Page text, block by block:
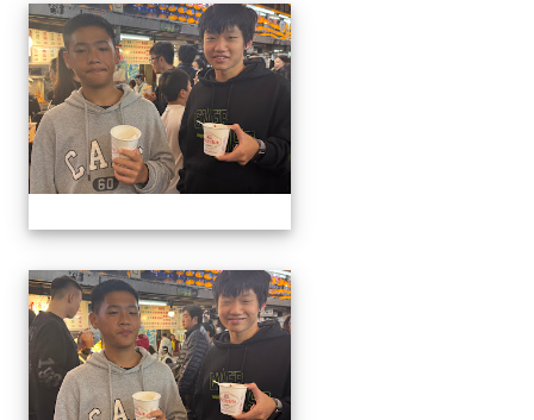
1141129.30學生遙控帆船比
1141129.30學生遙控帆船比